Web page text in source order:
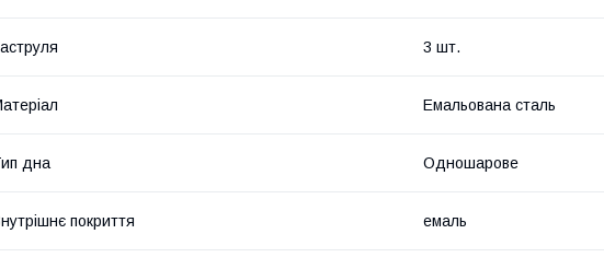
3 шт.
Емальована сталь
дна Одношарове
покриття емаль